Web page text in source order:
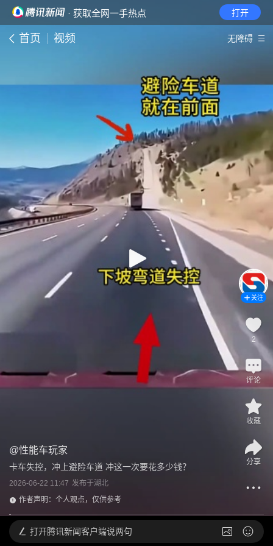
· 获取全网一手热点 打开
首页 视频 无障碍
@性能车玩家
卡车失控，冲上避险车道 冲这一次要花多少钱？
2026-06-22 11:47 发布于湖北
作者声明：个人观点，仅供参考
关注
2
评论
收藏
分享
打开腾讯新闻客户端说两句